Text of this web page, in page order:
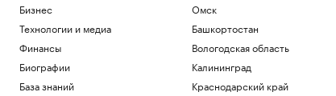
Бизнес
Технологии и медиа
Финансы
Биографии
База знаний
Омск
Башкортостан
Вологодская область
Калининград
Краснодарский край